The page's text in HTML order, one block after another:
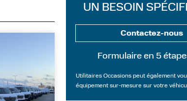
UN BESOIN
Contactez-nous
Formulaire en 5
Utilitaires Occasions peut également
équipement sur-mesure sur votre